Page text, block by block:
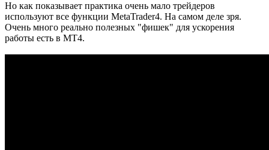
Но как показывает практика очень мало трейдеров
используют все функции MetaTrader4. На самом деле зря.
Очень много реально полезных "фишек" для ускорения
работы есть в MT4.